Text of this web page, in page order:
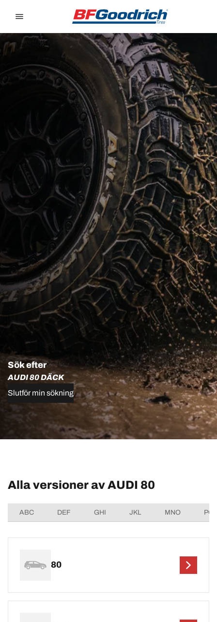
Sök efter
AUDI 80 DÄCK
Slutför min sökning
Alla versioner av AUDI 80
ABC DEF GHI JKL MNO
80